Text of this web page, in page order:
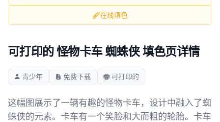
在线填色
可打印的 怪物卡车 蜘蛛侠 填色页详情
青少年 免费下载 可打印的
这幅图展示了一辆有趣的怪物卡车，设计中融入了蜘
蛛侠的元素。卡车有一个笑脸和大而粗的轮胎。卡车